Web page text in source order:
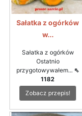
Sałatka z ogórków
w...
Sałatka z ogórków
Ostatnio
przygotowywałem... ⇖
1182
Zobacz przepis!